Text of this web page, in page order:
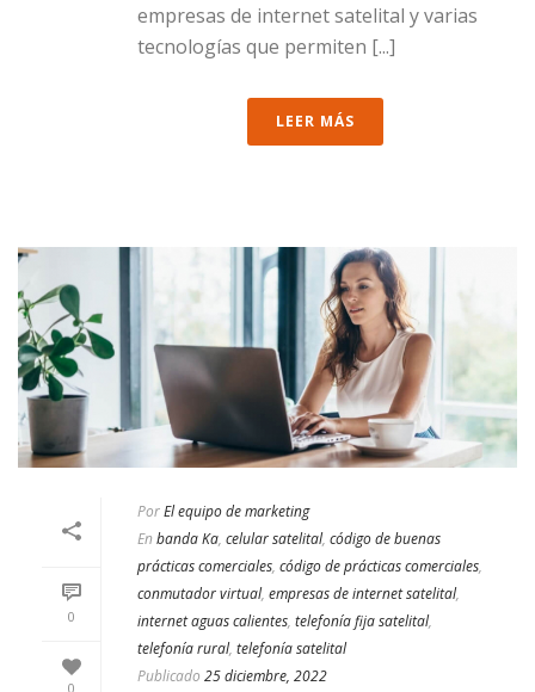
empresas de internet satelital y varias
tecnologías que permiten [...]
LEER MÁS
0
0
PorEl equipo de marketing
En banda Ka, celular satelital, código de buenas
prácticas comerciales, código de prácticas comerciales,
conmutador virtual, empresas de internet satelital,
internet aguas calientes, telefonía fija satelital,
telefonía rural, telefonía satelital
Publicado 25 diciembre, 2022